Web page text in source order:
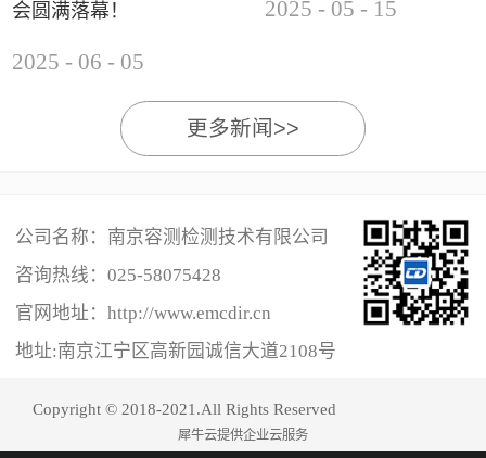
会圆满落幕！
2025 - 06 - 05
成功举办
2025 - 05 - 15
更多新闻>>
公司名称：南京容测检测技术有限公司
咨询热线： 025-58075428
官网地址：http://www.emcdir.cn
地址:南京江宁区高新园诚信大道2108号
Copyright © 2018-2021.All Rights Reserved
犀牛云提供企业云服务